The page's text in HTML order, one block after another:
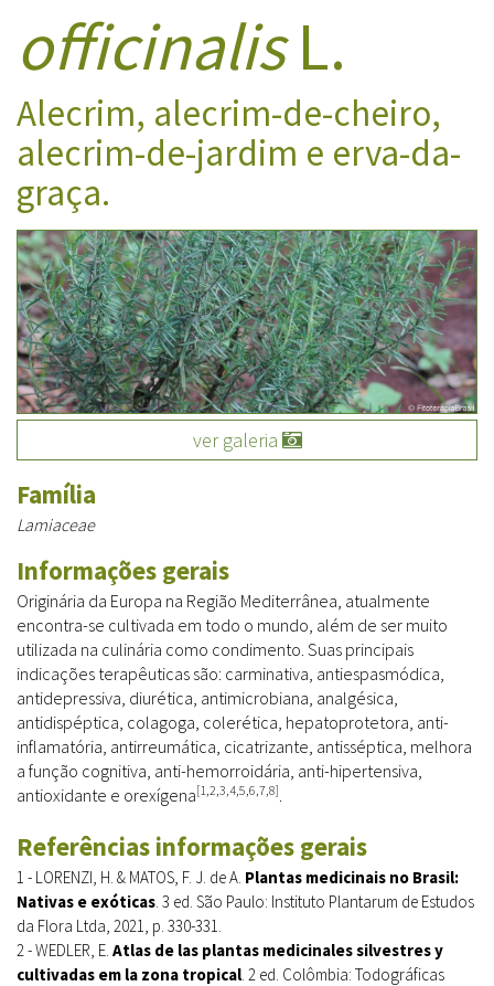
officinalisL.
Alecrim, alecrim-de-cheiro,
alecrim-de-jardim e erva-da-
graça.
ver galeria
Família
Lamiaceae
Informações gerais
Originária da Europa na Região Mediterrânea, atualmente
encontra-se cultivada em todo o mundo, além de ser muito
utilizada na culinária como condimento. Suas principais
indicações terapêuticas são: carminativa, antiespasmódica,
antidepressiva, diurética, antimicrobiana, analgésica,
antidispéptica, colagoga, colerética, hepatoprotetora, anti-
inflamatória, antirreumática, cicatrizante, antisséptica, melhora
a função cognitiva, anti-hemorroidária, anti-hipertensiva,
antioxidante e orexígena[1,2,3,4,5,6,7,8]
Referências informações gerais
1 - LORENZI, H. & MATOS, F. J. de A. Plantas medicinais no Brasil:
Nativas e exóticas . 3 ed. São Paulo: Instituto Plantarum de Estudos
da Flora Ltda, 2021, p. 330-331.
2 - WEDLER, E. Atlas de las plantas medicinales silvestres y
cultivadas em la zona tropical . 2 ed. Colômbia: Todográficas